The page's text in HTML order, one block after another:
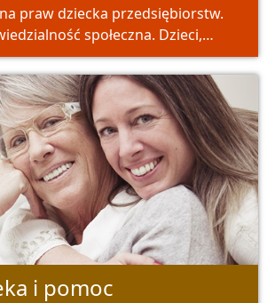
praw dziecka przedsiębiorstw.
społeczna. Dzieci,
inwestycja na przyszłość.
i pomoc